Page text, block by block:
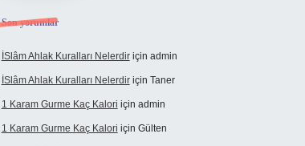
Son yorumlar
İSlâm Ahlak Kuralları Nelerdiriçin admin
İSlâm Ahlak Kuralları Nelerdiriçin Taner
1 Karam Gurme Kaç Kalori için admin
1 Karam Gurme Kaç Kalori için Gülten